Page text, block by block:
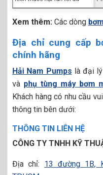
Xem thêm: Các dòng
Địa chỉ cung cấp
chính hãng
Hải Nam Pumps là đại
và phụ tùng máy bơm
Khách hàng có nhu cầu
thông tin bên dưới:
THÔNG TIN LIÊN HỆ
CÔNG TY TNHH KỸ
Địa chỉ: 13 đường 1B,